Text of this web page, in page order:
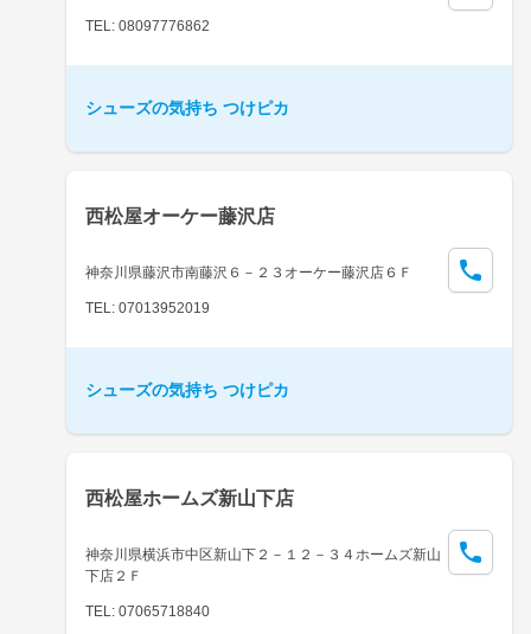
TEL: 08097776862
シューズの気持ち つけピカ
西松屋オーケー藤沢店
神奈川県藤沢市南藤沢６－２３オーケー藤沢店６Ｆ
TEL: 07013952019
シューズの気持ち つけピカ
西松屋ホームズ新山下店
神奈川県横浜市中区新山下２－１２－３４ホームズ新山
下店２Ｆ
TEL: 07065718840